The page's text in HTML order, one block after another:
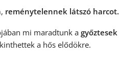
, reménytelennek látszó harcot.
mi maradtunk a győztesek
a hős elődökre.